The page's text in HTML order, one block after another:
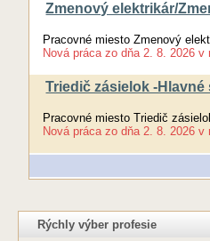
Zmenový elektrikár/
Pracovné miesto Zmenový
Nová práca zo dňa 2. 8. 2026 v
Triedič zásielok -
Pracovné miesto Triedič
Nová práca zo dňa 2. 8. 2026 v
Rýchly výber profesie